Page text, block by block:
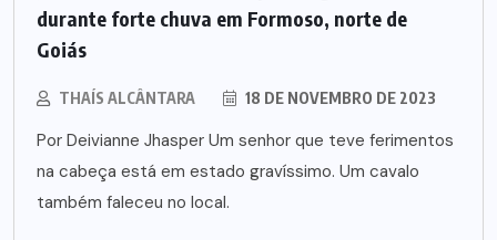
durante forte chuva em Formoso, norte de
Goiás
THAÍS ALCÂNTARA 18 DE NOVEMBRO DE 2023
Por Deivianne Jhasper Um senhor que teve ferimentos
na cabeça está em estado gravíssimo. Um cavalo
também faleceu no local.